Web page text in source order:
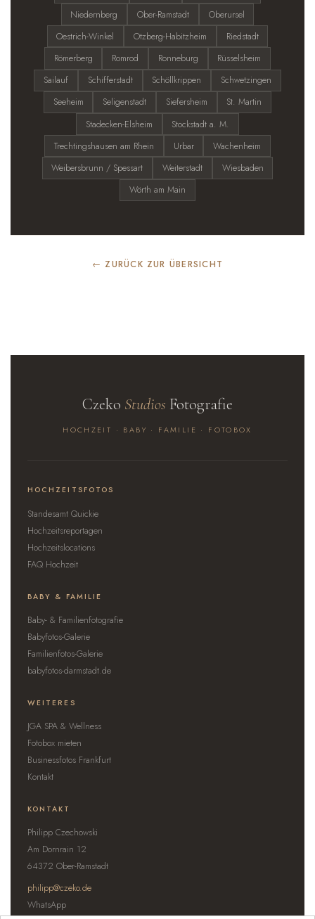
Niedernberg
Ober-Ramstadt
Oberursel
Oestrich-Winkel
Otzberg-Habitzheim
Riedstadt
Römerberg
Romrod Ronneburg
Rüsselsheim
Sailauf
Schifferstadt Schöllkrippen
Schwetzingen
Seeheim
Seligenstadt Siefersheim
St. Martin
Stadecken-Elsheim
Stockstadt a. M.
Trechtingshausen am Rhein
Urbar
Wachenheim
Weibersbrunn / Spessart
Weiterstadt
Wiesbaden
Wörth am Main
← ZURÜCK ZUR ÜBERSICHT
Czeko Studios Fotografie
HOCHZEIT · BABY · FAMILIE · FOTOBOX
HOCHZEITSFOTOS
Standesamt Quickie
Hochzeitsreportagen
Hochzeitslocations
FAQ Hochzeit
BABY & FAMILIE
Baby- & Familienfotografie
Babyfotos-Galerie
Familienfotos-Galerie
babyfotos-darmstadt.de
WEITERES
JGA SPA & Wellness
Fotobox mieten
Businessfotos Frankfurt
Kontakt
KONTAKT
Philipp Czechowski
Am Dornrain 12
64372 Ober-Ramstadt
philipp@czeko.de
WhatsApp